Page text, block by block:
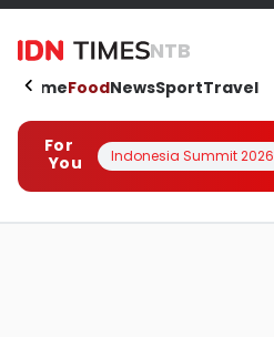
NTB
HomeFoodNewsSportTravel
For
You
Indonesia Summit 2026